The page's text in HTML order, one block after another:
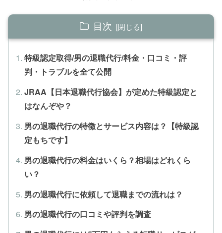
目次
特級認定取得/男の退職代行/料金・口コミ・評
判・トラブルを全て公開
JRAA【日本退職代行協会】が定めた特級認定と
はなんぞや？
男の退職代行の特徴とサービス内容は？【特級認
定もちです】
男の退職代行の料金はいくら？相場はどれくら
い？
男の退職代行に依頼して退職までの流れは？
男の退職代行の口コミや評判を調査